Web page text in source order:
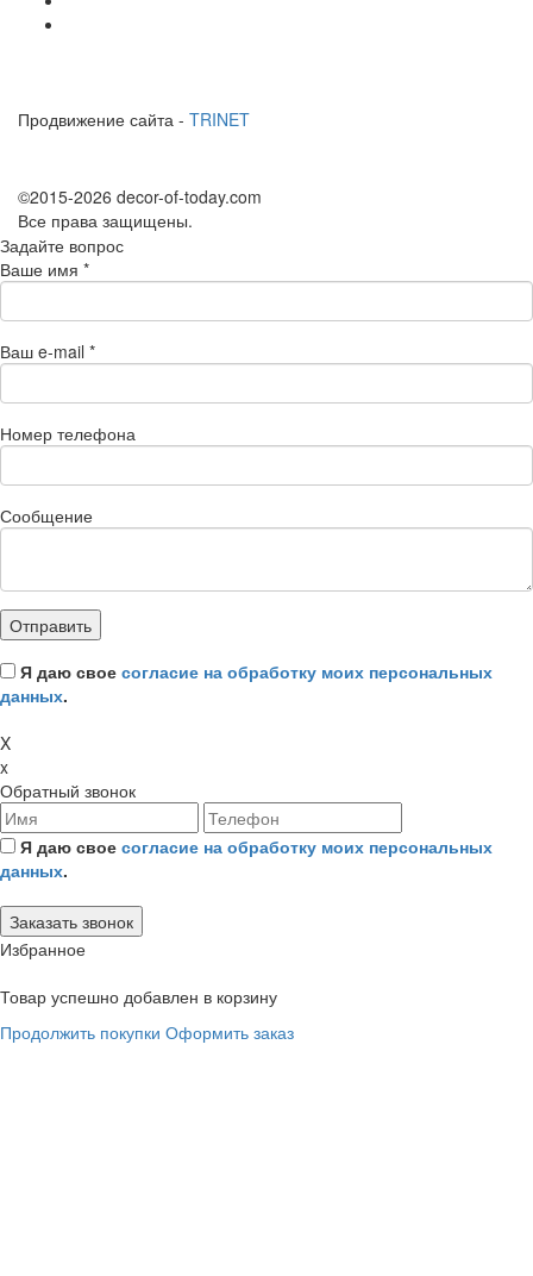
Продвижение сайта - TRINET
©2015-2026 decor-of-today.com
Все права защищены.
Задайте вопрос
Ваше имя *
Ваш e-mail *
Номер телефона
Сообщение
Я даю свое согласие на обработку моих персональных
данных.
X
x
Обратный звонок
Я даю свое согласие на обработку моих персональных
данных.
Избранное
Товар успешно добавлен в корзину
Продолжить покупки Оформить заказ